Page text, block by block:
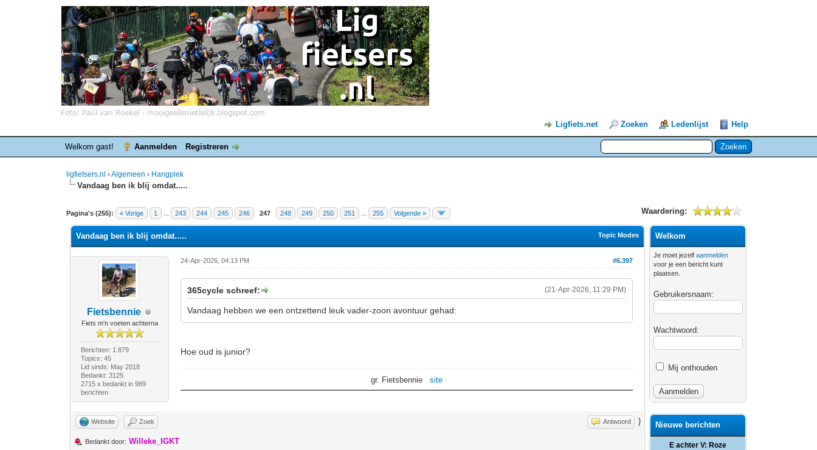
Ligfiets.net Zoeken Ledenlijst Help
Welkom gast! Aanmelden Registreren
ligfietsers.nl ›Algemeen › Hangplek
Vandaag ben ik blij omdat.....
Pagina's (255): « Vorige 1 243 244 245 246 247 248 249 250 251 255 Volgende » Waardering:
8 stemmen - gemiddelde waardering is 4.25
1
2
3
4
5
Topic Modes
Vandaag ben ik blij omdat.....
Fietsbennie
Fiets m'n voeten achterna
Berichten: 1.879
Topics: 45
Lid sinds: May 2018
Bedankt: 3125
2715 x bedankt in 989
berichten
#6.397
24-Apr-2026, 04:13 PM
(21-Apr-2026, 11:29 PM)
365cycle schreef:
Vandaag hebben we een ontzettend leuk vader-zoon avontuur gehad:
Hoe oud is junior?
gr. Fietsbenniesite
Website Zoek Antwoord }
Bedankt door: Willeke_IGKT
Welkom
Je moet jezelfaanmelden
voor je een bericht kunt
plaatsen.
Gebruikersnaam:
Wachtwoord:
Mij onthouden
Nieuwe berichten
E achter V: Roze